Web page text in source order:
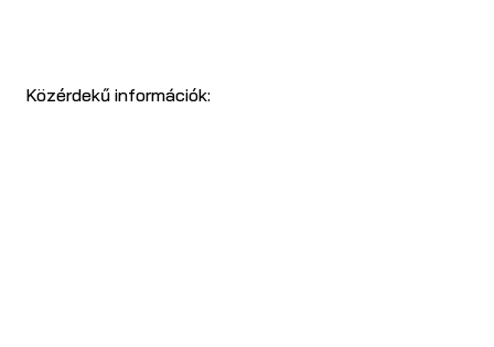
Közérdekű információk: